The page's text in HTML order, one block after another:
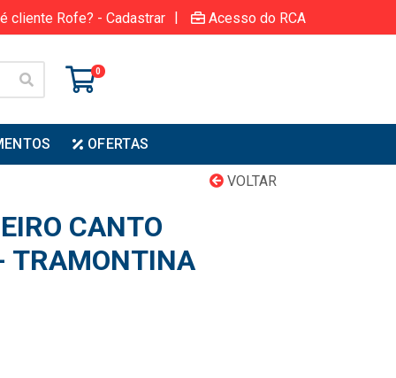
cliente Rofe? - Cadastrar | Acesso do RCA
0
OFERTAS
VOLTAR
CANTO
TRAMONTINA